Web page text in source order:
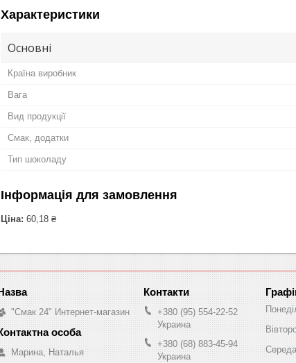
Характеристики
Основні
Країна виробник
Вага
Вид продукції
Смак, додатки
Тип шоколаду
Інформація для замовлення
Ціна: 60,18 ₴
"Смак 24" Интернет-магазин
Марина, Наталья
+380 (95) 554-22-52
Украина
+380 (68) 883-45-94
Украина
Середа